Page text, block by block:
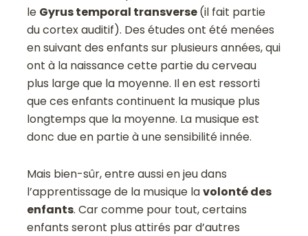
le Gyrus temporal transverse(il fait partie
du cortex auditif). Des études ont été menées
en suivant des enfants sur plusieurs années, qui
ont à la naissance cette partie du cerveau
plus large que la moyenne. Il en est ressorti
que ces enfants continuent la musique plus
longtemps que la moyenne. La musique est
donc due en partie à une sensibilité innée.
Mais bien-sûr, entre aussi en jeu dans
l’apprentissage de la musique lavolonté des
enfants. Car comme pour tout, certains
enfants seront plus attirés par d’autres